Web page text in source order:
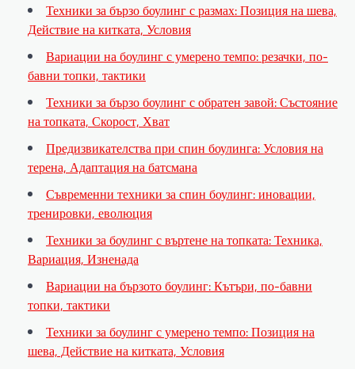
Техники за бързо боулинг с размах: Позиция на шева,
Действие на китката, Условия
Вариации на боулинг с умерено темпо: резачки, по-
бавни топки, тактики
Техники за бързо боулинг с обратен завой: Състояние
на топката, Скорост, Хват
Предизвикателства при спин боулинга: Условия на
терена, Адаптация на батсмана
Съвременни техники за спин боулинг: иновации,
тренировки, еволюция
Техники за боулинг с въртене на топката: Техника,
Вариация, Изненада
Вариации на бързото боулинг: Кътъри, по-бавни
топки, тактики
Техники за боулинг с умерено темпо: Позиция на
шева, Действие на китката, Условия